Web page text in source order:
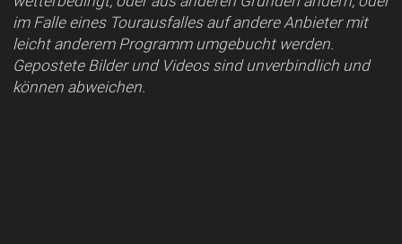
im Falle eines Tourausfalles auf andere Anbieter mit
leicht anderem Programm umgebucht werden.
Gepostete Bilder und Videos sind unverbindlich und
können abweichen.